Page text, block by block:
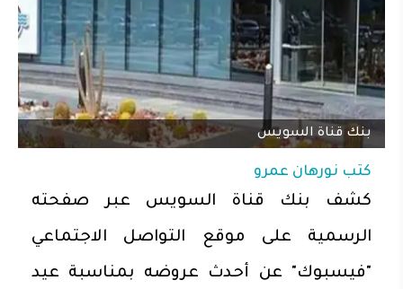
بنك قناة السويس
كتب نورهان عمرو
كشف بنك قناة السويس عبر صفحته
الرسمية على موقع التواصل الاجتماعي
"فيسبوك" عن أحدث عروضه بمناسبة عيد